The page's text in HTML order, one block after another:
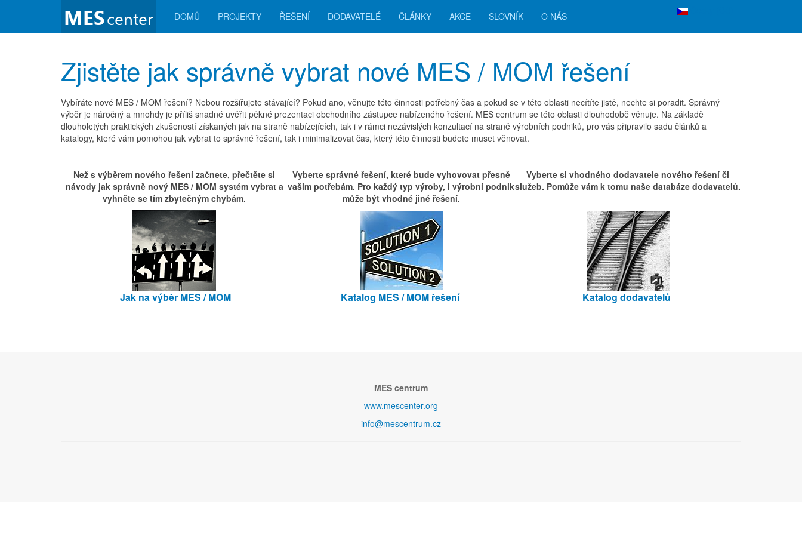
DOMŮ PROJEKTY ŘEŠENÍ DODAVATELÉ ČLÁNKY AKCE SLOVNÍK O NÁS
Zjistěte jak správně vybrat nové MES / MOM řešení
Vybíráte nové MES / MOM řešení? Nebou rozšiřujete stávající? Pokud ano, věnujte této činnosti potřebný čas a pokud se v této oblasti necítíte jistě, nechte si poradit. Správný
výběr je náročný a mnohdy je příliš snadné uvěřit pěkné prezentaci obchodního zástupce nabízeného řešení. MES centrum se této oblasti dlouhodobě věnuje. Na základě
dlouholetých praktických zkušeností získaných jak na straně nabízejících, tak i v rámci nezávislých konzultací na straně výrobních podniků, pro vás připravilo sadu článků a
katalogy, které vám pomohou jak vybrat to správné řešení, tak i minimalizovat čas, který této činnosti budete muset věnovat.
Než s výběrem nového řešení začnete, přečtěte si
návody jak správně nový MES / MOM systém vybrat a
vyhněte se tím zbytečným chybám.
Vyberte správné řešení, které bude vyhovovat přesně
vašim potřebám. Pro každý typ výroby, i výrobní podnik
může být vhodné jiné řešení.
Vyberte si vhodného dodavatele nového řešení či
služeb. Pomůže vám k tomu naše databáze dodavatelů.
Jak na výběr MES / MOM Katalog MES / MOM řešení Katalog dodavatelů
MES centrum
www.mescenter.org
info@mescentrum.cz